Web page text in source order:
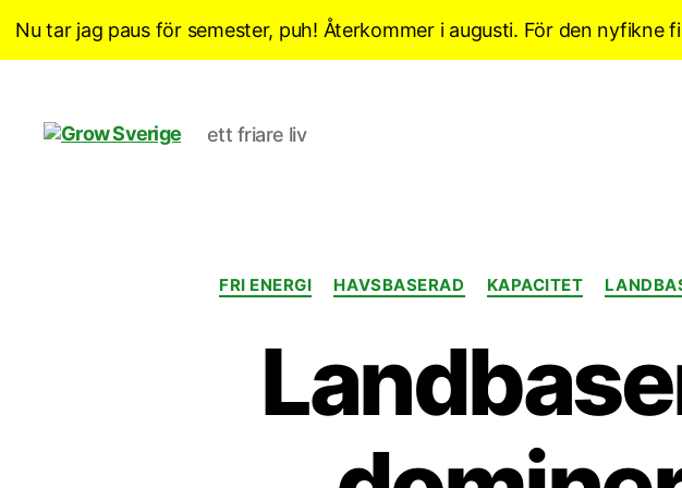
Nu tar jag paus för semester, puh! Återkommer i augusti. För den nyfikne
ett friare liv
FRI ENERGI HAVSBASERAD KAPACITET